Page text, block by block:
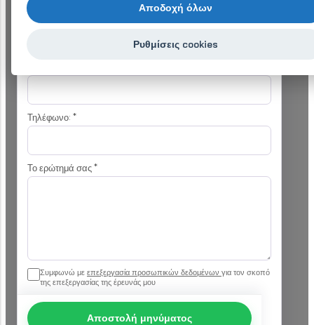
Επωνυμία εταιρείας:
Τηλέφωνο: *
Το ερώτημά σας*
Συμφωνώ με επεξεργασία προσωπικών δεδομένων για τον σκοπό
της επεξεργασίας της έρευνάς μου
Αποστολή μηνύματος
Αποδοχή όλων
Ρυθμίσεις cookies